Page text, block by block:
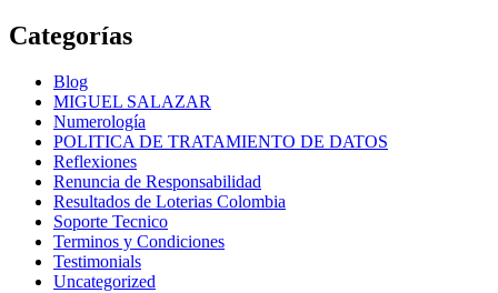
Categorías
Blog
MIGUEL SALAZAR
Numerología
POLITICA DE TRATAMIENTO DE DATOS
Reflexiones
Renuncia de Responsabilidad
Resultados de Loterias Colombia
Soporte Tecnico
Terminos y Condiciones
Testimonials
Uncategorized